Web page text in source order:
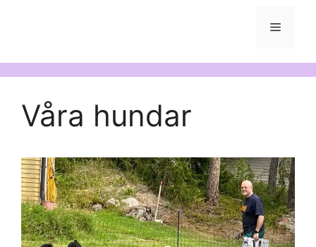
Meny
Våra hundar